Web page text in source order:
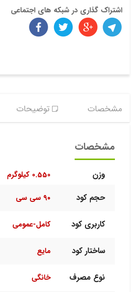
اشتراک گذاری در شبکه های اجتماعی
مشخصات توضیحات
مشخصات
وزن 0.550 کیلوگرم
حجم کود ۹۰ سی سی
کاربری کود کامل-عمومی
ساختار کود مایع
نوع مصرف خانگی